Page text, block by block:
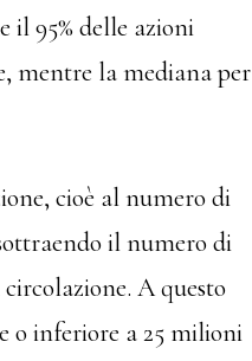
il 95% delle azioni
mentre la mediana per
cioè al numero di
il numero di
A questo
o inferiore a 25 milioni